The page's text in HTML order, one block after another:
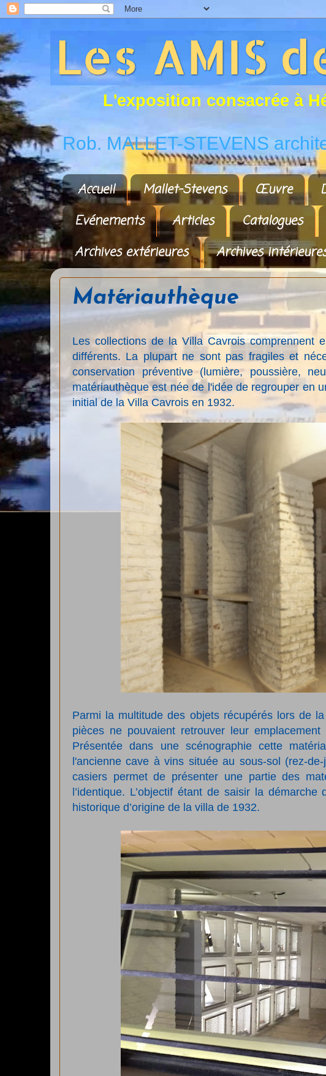
L'exposition consacrée à H
Rob. MALLET-STEVENS
Accueil Mallet-Stevens Œuvre
Evénements
Articles Catalogues
Archives extérieures
Archives
Matériauthèque
Les collections de la Villa Cavrois comprennent
différents. La plupart ne sont pas fragiles et
conservation préventive (lumière, poussière,
matériauthèque est née de l'idée de regrouper en
initial de la Villa Cavrois en 1932.
Parmi la multitude des objets récupérés lors de
pièces ne pouvaient retrouver leur
Présentée dans une scénographie cette
l'ancienne cave à vins située au sous-sol (rez-
casiers permet de présenter une partie des
l’identique. L’objectif étant de saisir la
historique d’origine de la villa de 1932.